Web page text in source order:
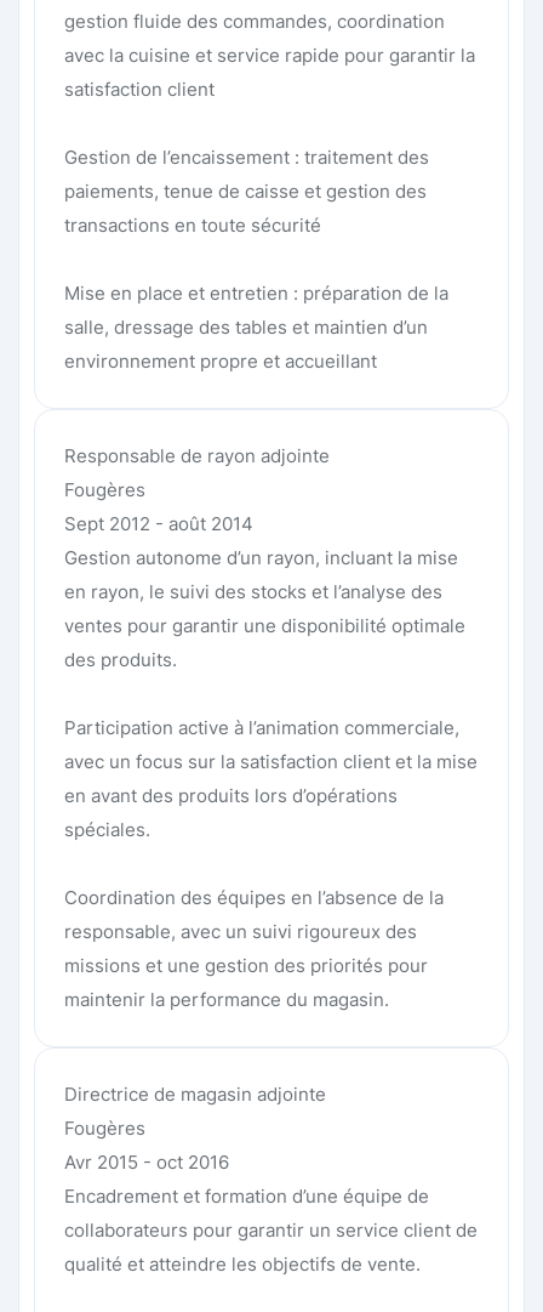
gestion fluide des commandes, coordination
avec la cuisine et service rapide pour garantir la
satisfaction client
Gestion de l’encaissement : traitement des
paiements, tenue de caisse et gestion des
transactions en toute sécurité
Mise en place et entretien : préparation de la
salle, dressage des tables et maintien d’un
environnement propre et accueillant
Responsable de rayon adjointe
Fougères
Sept 2012 - août 2014
Gestion autonome d’un rayon, incluant la mise
en rayon, le suivi des stocks et l’analyse des
ventes pour garantir une disponibilité optimale
des produits.
Participation active à l’animation commerciale,
avec un focus sur la satisfaction client et la mise
en avant des produits lors d’opérations
spéciales.
Coordination des équipes en l’absence de la
responsable, avec un suivi rigoureux des
missions et une gestion des priorités pour
maintenir la performance du magasin.
Directrice de magasin adjointe
Fougères
Avr 2015 - oct 2016
Encadrement et formation d’une équipe de
collaborateurs pour garantir un service client de
qualité et atteindre les objectifs de vente.